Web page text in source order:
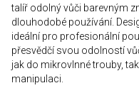
talíř odolný vůči barevným
dlouhodobé používání.
ideální pro profesionální
přesvědčí svou odolností
jak do mikrovlnné trouby,
manipulaci.